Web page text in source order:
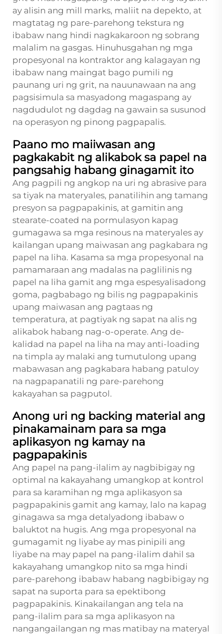
ay alisin ang mill marks, maliit na depekto, at
magtatag ng pare-parehong tekstura ng
ibabaw nang hindi nagkakaroon ng sobrang
malalim na gasgas. Hinuhusgahan ng mga
propesyonal na kontraktor ang kalagayan ng
ibabaw nang maingat bago pumili ng
paunang uri ng grit, na nauunawaan na ang
pagsisimula sa masyadong magaspang ay
nagdudulot ng dagdag na gawain sa susunod
na operasyon ng pinong pagpapalis.
Paano mo maiiwasan ang
pagkakabit ng alikabok sa papel na
pangsahig habang ginagamit ito
Ang pagpili ng angkop na uri ng abrasive para
sa tiyak na materyales, panatilihin ang tamang
presyon sa pagpapakinis, at gamitin ang
stearate-coated na pormulasyon kapag
gumagawa sa mga resinous na materyales ay
kailangan upang maiwasan ang pagkabara ng
papel na liha. Kasama sa mga propesyonal na
pamamaraan ang madalas na paglilinis ng
papel na liha gamit ang mga espesyalisadong
goma, pagbabago ng bilis ng pagpapakinis
upang maiwasan ang pagtaas ng
temperatura, at pagtiyak ng sapat na alis ng
alikabok habang nag-o-operate. Ang de-
kalidad na papel na liha na may anti-loading
na timpla ay malaki ang tumutulong upang
mabawasan ang pagkabara habang patuloy
na nagpapanatili ng pare-parehong
kakayahan sa pagputol.
Anong uri ng backing material ang
pinakamainam para sa mga
aplikasyon ng kamay na
pagpapakinis
Ang papel na pang-ilalim ay nagbibigay ng
optimal na kakayahang umangkop at kontrol
para sa karamihan ng mga aplikasyon sa
pagpapakinis gamit ang kamay, lalo na kapag
ginagawa sa mga detalyadong ibabaw o
baluktot na hugis. Ang mga propesyonal na
gumagamit ng liyabe ay mas pinipili ang
liyabe na may papel na pang-ilalim dahil sa
kakayahang umangkop nito sa mga hindi
pare-parehong ibabaw habang nagbibigay ng
sapat na suporta para sa epektibong
pagpapakinis. Kinakailangan ang tela na
pang-ilalim para sa mga aplikasyon na
nangangailangan ng mas matibay na materyal